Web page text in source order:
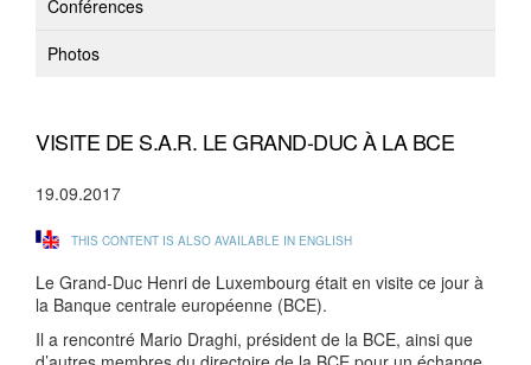
Conférences
Photos
VISITE DE S.A.R. LE GRAND-DUC À LA BCE
19.09.2017
THIS CONTENT IS ALSO AVAILABLE IN ENGLISH
Le Grand-Duc Henri de Luxembourg était en visite ce jour à
la Banque centrale européenne (BCE).
Il a rencontré Mario Draghi, président de la BCE, ainsi que